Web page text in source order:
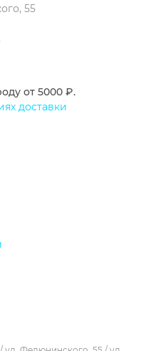
55
от 5000 ₽.
доставки